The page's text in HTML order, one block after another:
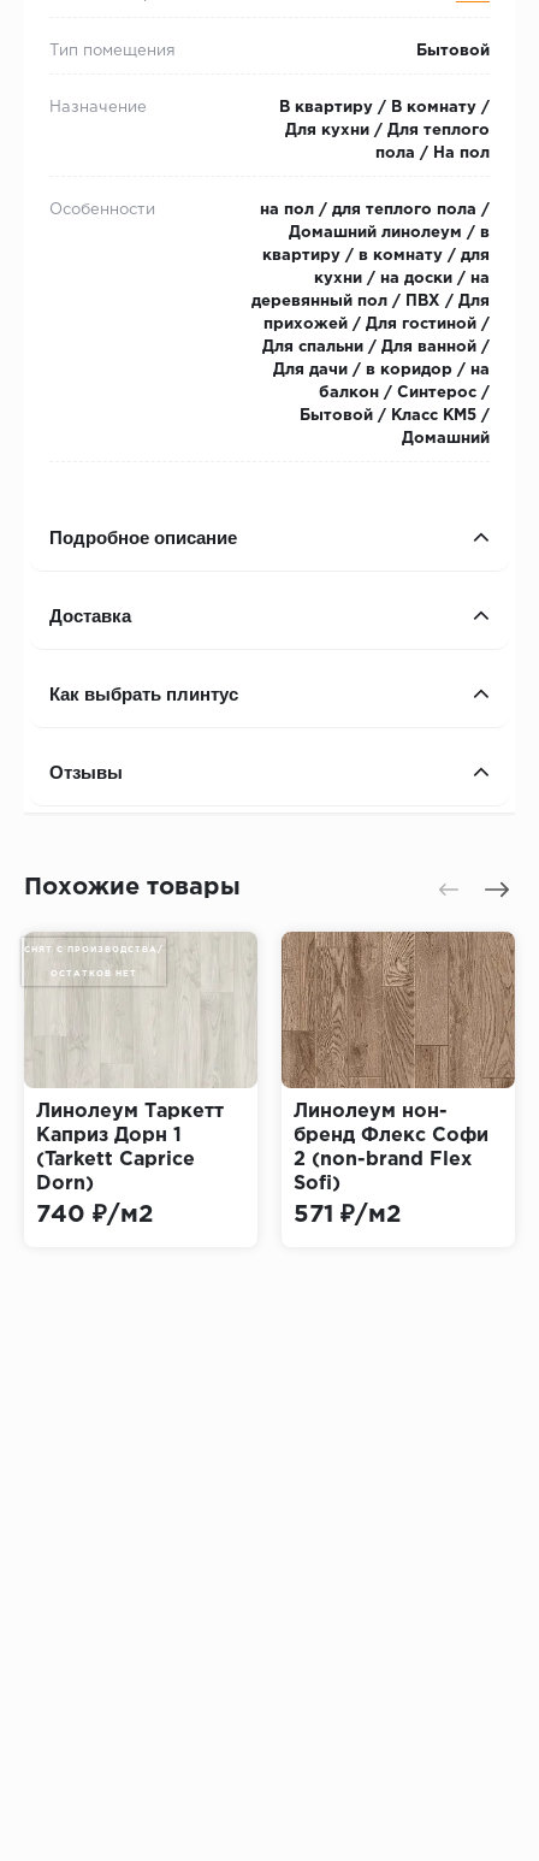
Тип помещения Бытовой
Назначение
В квартиру / В комнату /
Для кухни / Для теплого
пола / На пол
Особенности
на пол / для теплого пола /
Домашний линолеум / в
квартиру / в комнату / для
кухни / на доски / на
деревянный пол / ПВХ / Для
прихожей / Для гостиной /
Для спальни / Для ванной /
Для дачи / в коридор / на
балкон / Синтерос /
Бытовой / Класс КМ5 /
Домашний
Подробное описание
Доставка
Как выбрать плинтус
Отзывы
Похожие товары
СНЯТ С ПРОИЗВОДСТВА/
ОСТАТКОВ НЕТ
Линолеум Таркетт
Каприз Дорн 1
(Tarkett Caprice
Dorn)
740 ₽/м2
Линолеум нон-
бренд Флекс Софи
2 (non-brand Flex
Sofi)
571 ₽/м2